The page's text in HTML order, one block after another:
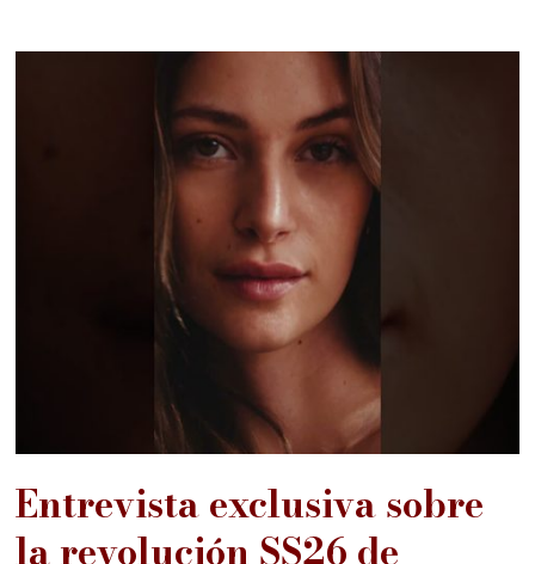
Entrevista exclusiva sobre
la revolución SS26 de